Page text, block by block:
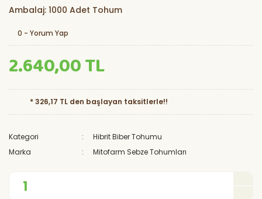
Ambalaj: 1000 Adet Tohum
0 - Yorum Yap
2.640,00 TL
* 326,17 TL den başlayan taksitlerle!!
Kategori
Hibrit Biber Tohumu
Marka
Mitofarm Sebze Tohumları